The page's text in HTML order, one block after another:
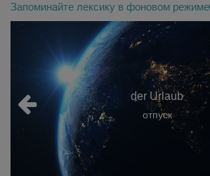
Запоминайте лексику в фоновом режиме
der Urlaub
отпуск